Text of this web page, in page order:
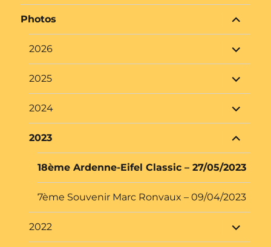
sous-
menu
2025
ouvrir
le
sous-
menu
2024
ouvrir
le
sous-
menu
2023
ouvrir
le
sous-
menu
18ème Ardenne-Eifel Classic – 27/05/2023
7ème Souvenir Marc Ronvaux – 09/04/2023
2022
ouvrir
le
sous-
menu
2010-2019
ouvrir
le
sous-
menu
2006-2009
ouvrir
le
sous-